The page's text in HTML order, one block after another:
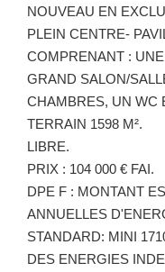
NOUVEAU EN
PLEIN CENTRE-
COMPRENANT :
GRAND SALON/
CHAMBRES, UN WC
TERRAIN 1598 M².
LIBRE.
PRIX : 104 000 € FAI.
DPE F : MONTANT
ANNUELLES
STANDARD: MINI
DES ENERGIES